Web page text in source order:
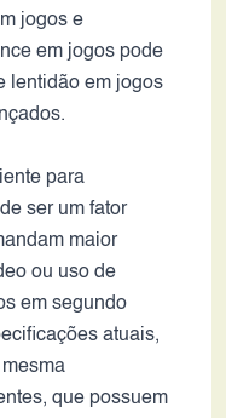
jogos e
em jogos pode
lentidão em jogos
para
ser um fator
maior
ou uso de
em segundo
atuais,
que possuem